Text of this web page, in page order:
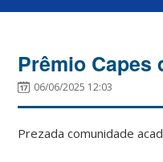
Prêmio Capes
06/06/2025 12:03
Prezada comunidade